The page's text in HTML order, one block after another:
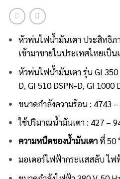
หัวพ่นไฟน้ำมันเตา ประสิทธิภ
เข้ามาขายในประเทศไทยเป็น
หัวพ่นไฟน้ำมันเตา รุ่น GI 350
D, GI 510 DSPN-D, GI 1000
ขนาดกำลังความร้อน : 4743 –
ใช้ปริมาณน้ำมันเตา : 427 –
ความหนืดของน้ำมันเตาที่ 50
มอเตอร์ไฟฟ้ากระแสสลับ ไฟ